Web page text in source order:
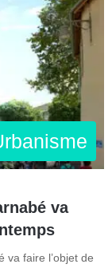
va
faire l’objet de